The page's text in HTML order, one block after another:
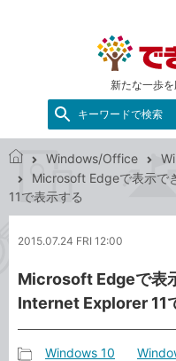
新たな一歩
キーワードで検索
で
き
ッ
Windows/Office
Microsoft Edgeで表示で
11で表示する
2015.07.24 FRI 12:00
Microsoft Edgeで表
Internet Explorer 11
Windows 10